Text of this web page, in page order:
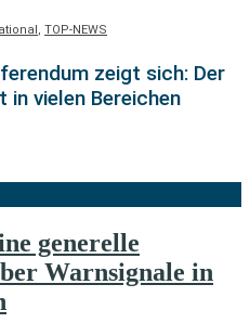
, TOP-NEWS
zeigt sich: Der
vielen Bereichen
generelle
Warnsignale in